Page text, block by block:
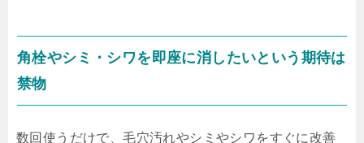
角栓やシミ・シワを即座に消したいという期待は
禁物
数回使うだけで、毛穴汚れやシミやシワをすぐに改善